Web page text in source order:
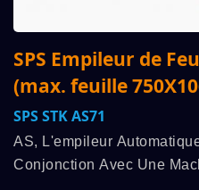
SPS Empileur de
(max. feuille
SPS STK AS71
AS, L'empileur
Conjonction Avec Une